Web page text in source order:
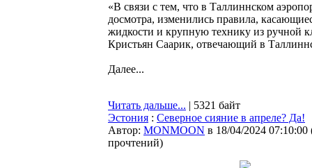
«В связи с тем, что в Таллиннском
досмотра, изменились правила,
жидкости и крупную технику из ручной
Кристьян Саарик, отвечающий в
Далее...
Читать дальше... | 5321 байт
Эстония : Северное сияние в апреле? Да!
Автор: MONMOON в 18/04/2024 07:10:00
прочтений)